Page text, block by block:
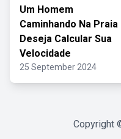
Um Homem
Caminhando Na Praia
Deseja Calcular Sua
Velocidade
25 September 2024
Copyright